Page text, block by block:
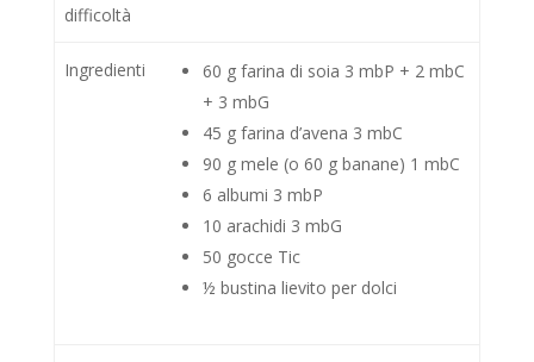
difficoltà
Ingredienti
60 g farina di soia 3 mbP + 2 mbC
+ 3 mbG
45 g farina d’avena 3 mbC
90 g mele (o 60 g banane) 1 mbC
6 albumi 3 mbP
10 arachidi 3 mbG
50 gocce Tic
½ bustina lievito per dolci